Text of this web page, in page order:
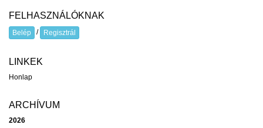
FELHASZNÁLÓKNAK
Belép / Regisztrál
LINKEK
Honlap
ARCHÍVUM
2026